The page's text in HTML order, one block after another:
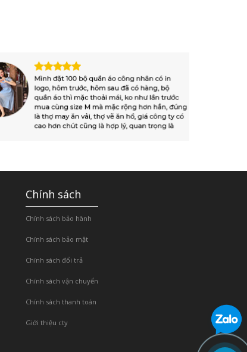
Chính sách
Chính sách bảo hành
Chính sách bảo mật
Chính sách đổi trả
Chính sách vận chuyển
Chính sách thanh toán
Giới thiệu cty